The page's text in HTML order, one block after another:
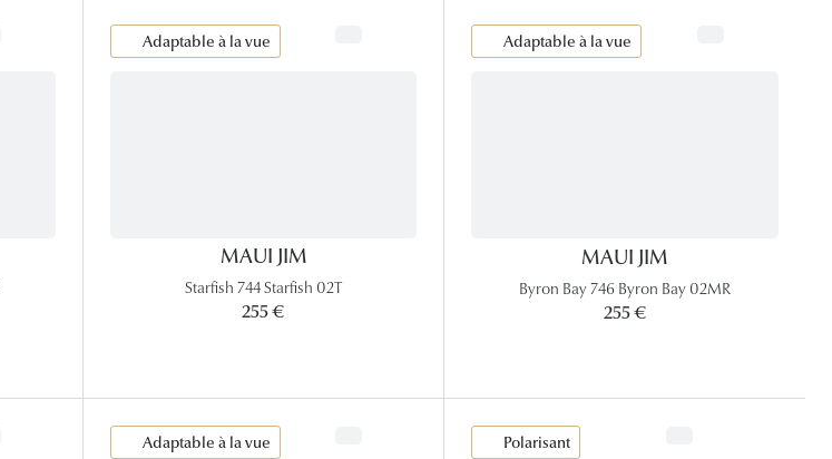
Adaptable à la vue
MAUI JIM
Starfish 744 Starfish 02T
255 €
Adaptable à la vue
MAUI JIM
Byron Bay 746 Byron Bay 02MR
255 €
Adaptable à la vue Polarisant